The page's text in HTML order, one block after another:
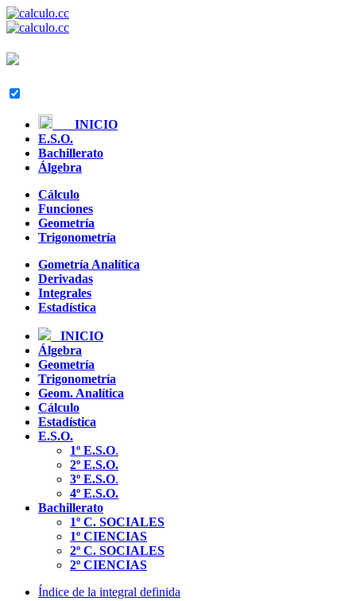
INICIO
E.S.O.
Bachillerato
Álgebra
Cálculo
Funciones
Geometría
Trigonometría
Gometría Analítica
Derivadas
Integrales
Estadística
INICIO
Álgebra
Geometría
Trigonometría
Geom. Analítica
Cálculo
Estadística
E.S.O.
1º E.S.O.
2º E.S.O.
3º E.S.O.
4º E.S.O.
Bachillerato
1º C. SOCIALES
1º CIENCIAS
2º C. SOCIALES
2º CIENCIAS
Índice de la integral definida